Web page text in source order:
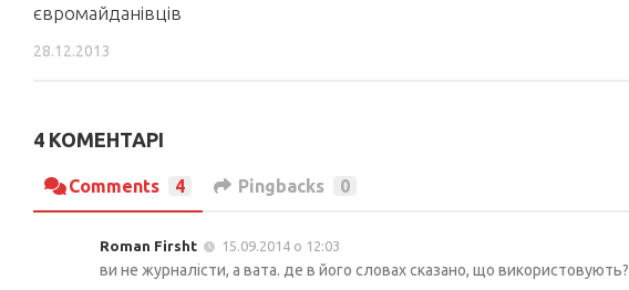
євромайданівців
28.12.2013
4 КОМЕНТАРІ
Comments 4 Pingbacks 0
Roman Firsht 15.09.2014 о 12:03
ви не журналісти, а вата. де в його словах сказано, що використовують?